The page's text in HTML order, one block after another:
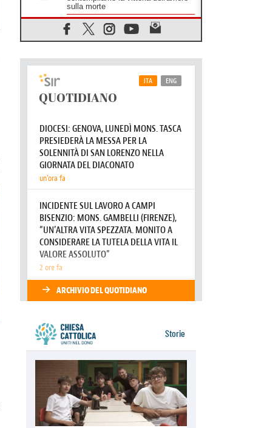
Il Papa: in Sant'Agata
contempliamo la vittoria dell'amore
sulla morte
08.08.2026
dell'8 agosto
Spin Time, Reina: Cristo non abita
nei palazzi del potere ma si
identifica coi senzatetto
SIGNIS 2026, la comunicazione al
servizio del Vangelo
08.08.2026
Argentina, l'arcivescovo Colombo:
Tonalestate 2026, i giovani
sconfiggono la paura
08.08.2026
Marcinelle, 70 anni dopo istituita la
Giornata europea per le vittime sul
lavoro
Arabia Saudita, Turchia e Pakistan
stringono una nuova alleanza
militare in Medio Oriente